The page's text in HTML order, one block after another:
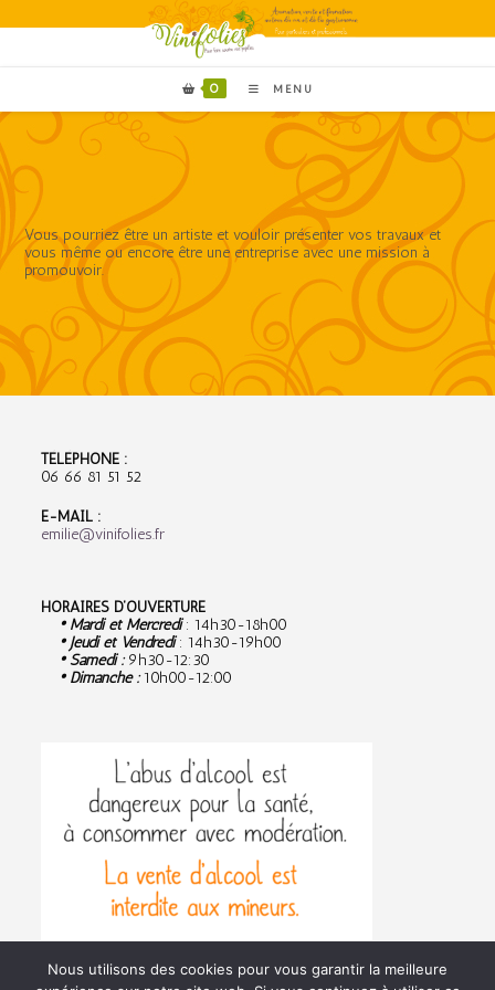
to
0 MENU
Vous pourriez être un artiste et vouloir présenter vos travaux et
vous même ou encore être une entreprise avec une mission à
promouvoir.
TÉLÉPHONE :
06 66 81 51 52
E-MAIL :
emilie@vinifolies.fr
HORAIRES D’OUVERTURE
• Mardi et Mercredi: 14h30-18h00
• Jeudi et Vendredi: 14h30-19h00
• Samedi :9h30-12:30
• Dimanche :10h00-12:00
Nous utilisons des cookies pour vous garantir la meilleure